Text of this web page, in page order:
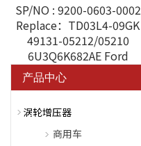
SP/NO : 9200-0603-0002
Replace：TD03L4-09GK
49131-05212/05210
6U3Q6K682AE Ford
Peugeot
产品中心
涡轮增压器
商用车